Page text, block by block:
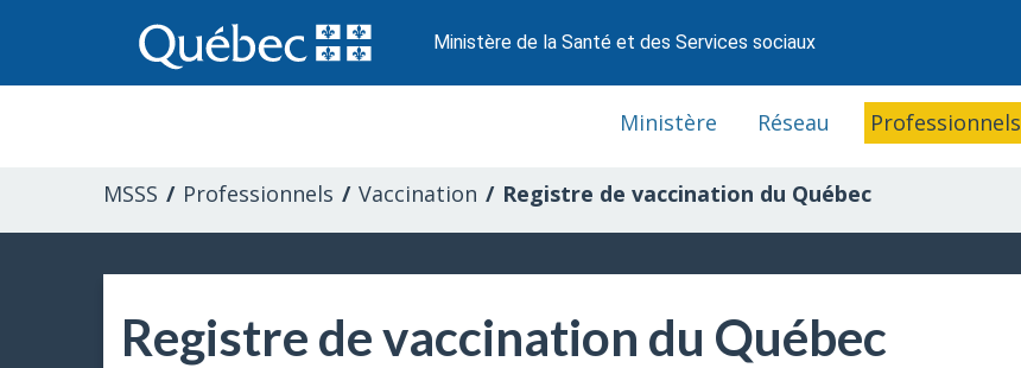
au
contenu
Ministère de la Santé et des Services sociaux
les
professionnels
Ministère Réseau Professionnels
MSSS Professionnels Vaccination Registre de vaccination du Québec
Registre de vaccination du Québec